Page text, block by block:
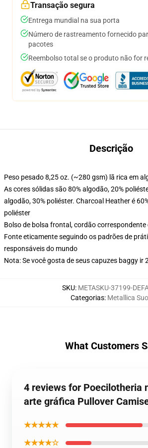
Transação segura
Entrega mundial na sua porta
Número de rastreamento fornecido
pacotes
Reembolso total se o produto não for
Descrição
Peso pesado 8,25 oz. (~280 gsm) lã rica em
As cores sólidas são 80% algodão, 20%
algodão, 30% poliéster. Charcoal Heather é
poliéster
Bolso de bolsa frontal, cordão correspondente
Fonte eticamente seguindo os padrões de
responsáveis do mundo
Nota: Se você gosta de seus capuzes baggy ir
SKU: METASKU-37199-
Categorias: Metallica
What Customers
4 reviews for Poecilotheria
arte gráfica Pullover
★★★★★
★★★★☆